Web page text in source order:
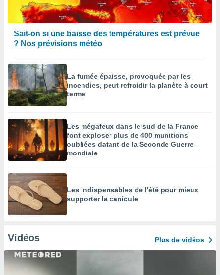
Sait-on si une baisse des températures est prévue
? Nos prévisions météo
La fumée épaisse, provoquée par les
incendies, peut refroidir la planète à court
terme
Les mégafeux dans le sud de la France
font exploser plus de 400 munitions
oubliées datant de la Seconde Guerre
mondiale
Les indispensables de l'été pour mieux
supporter la canicule
Vidéos Plus de vidéos